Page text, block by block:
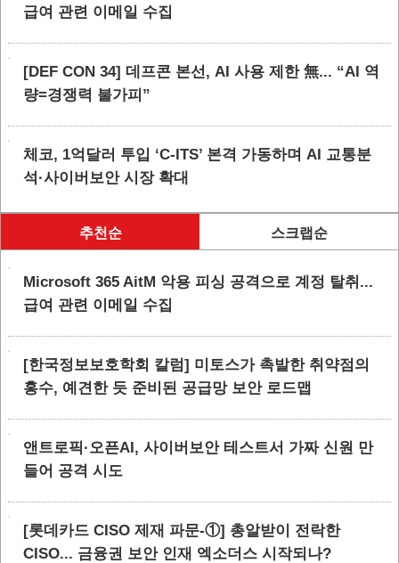
급여 관련 이메일 수집
[DEF CON 34] 데프콘 본선, AI 사용 제한 無... “AI 역
량=경쟁력 불가피”
체코, 1억달러 투입 ‘C-ITS’ 본격 가동하며 AI 교통분
석·사이버보안 시장 확대
추천순 스크랩순
Microsoft 365 AitM 악용 피싱 공격으로 계정 탈취...
급여 관련 이메일 수집
[한국정보보호학회 칼럼] 미토스가 촉발한 취약점의
홍수, 예견한 듯 준비된 공급망 보안 로드맵
앤트로픽·오픈AI, 사이버보안 테스트서 가짜 신원 만
들어 공격 시도
[롯데카드 CISO 제재 파문-①] 총알받이 전락한
CISO... 금융권 보안 인재 엑소더스 시작되나?